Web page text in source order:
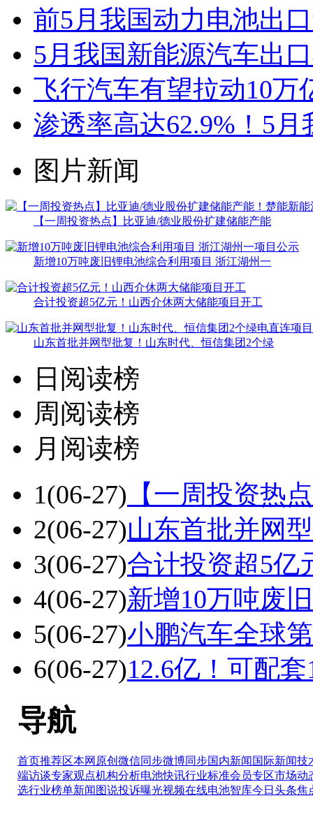
前5月我国动力电池出
5月我国新能源汽车出
飞行汽车有望拉动10
渗透率高达62.9%！5
图片新闻
【一周投资热点】比亚迪/德业股份扩建储能产能
新增10万吨废旧锂电池综合利用项目 浙江湖州一
合计投资超5亿元！山西介休两大储能项目开工
山东首批并网型批复！山东时代、恒信集团2个绿
日阅读榜
周阅读榜
月阅读榜
1(06-27) 【一周投资热
2(06-27)山东首批并网
3(06-27)合计投资超5亿
4(06-27)新增10万吨废
5(06-27)小鹏汽车全球
6(06-27)12.6亿！可配
导航
首页推荐区本网原创 微信同步微博同步国内新闻 国际新闻技
端访谈专家观点机构分析电池快讯行业标准会员专区市场动
选行业榜单新闻图说投诉曝光视频在线电池智库今日头条焦